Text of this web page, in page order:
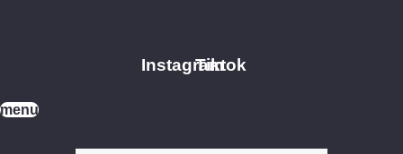
Instagram
Tiktok
menu